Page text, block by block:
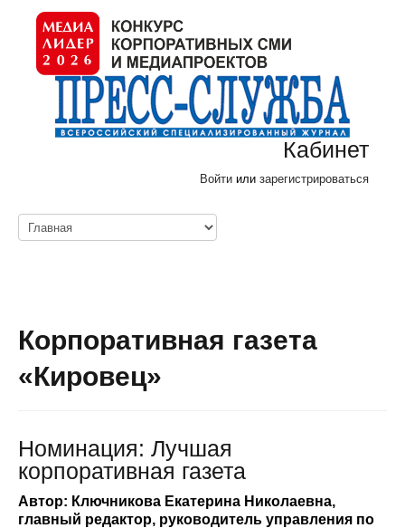
Кабинет
Войти или зарегистрироваться
Корпоративная газета
«Кировец»
Номинация: Лучшая
корпоративная газета
Автор: Ключникова Екатерина Николаевна,
главный редактор, руководитель управления по